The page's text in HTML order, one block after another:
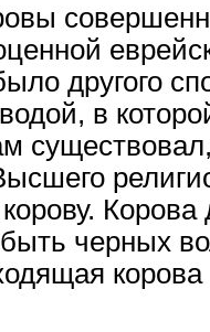
другого
в
черных